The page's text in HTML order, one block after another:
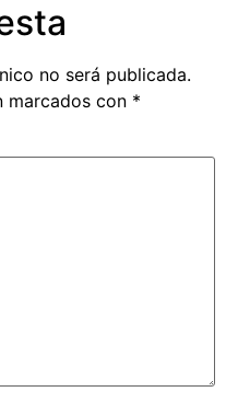
no será publicada.
marcados con *